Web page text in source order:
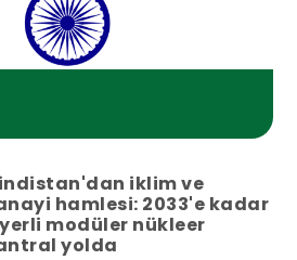
iklim ve
hamlesi: 2033'e kadar
modüler nükleer
yolda